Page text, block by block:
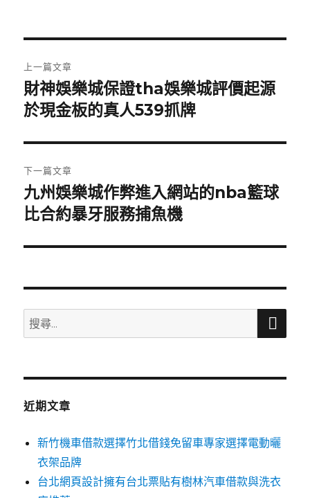
章
導
覽
上一篇文章
上
一
文
章:
財神娛樂城保證tha娛樂城評價起源
於現金板的真人539抓牌
下一篇文章
下
一
文
九州娛樂城作弊進入網站的nba籃球
比合約暴牙服務捕魚機
搜
尋
鍵
搜
近期文章
新竹機車借款選擇竹北借錢免留車專家選擇電動曬
衣架品牌
台北網頁設計擁有台北票貼有樹林汽車借款與洗衣